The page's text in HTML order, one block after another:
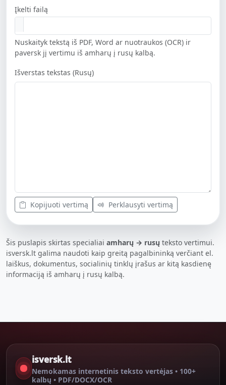
Įkelti failą
Nuskaityk tekstą iš PDF, Word ar nuotraukos (OCR) ir
paversk jį vertimu iš amharų į rusų kalbą.
Išverstas tekstas (Rusų)
Kopijuoti vertimą Perklausyti vertimą
Šis puslapis skirtas specialiai amharų → rusų teksto vertimui.
isversk.lt galima naudoti kaip greitą pagalbininką verčiant el.
laiškus, dokumentus, socialinių tinklų įrašus ar kitą kasdienę
informaciją iš amharų į rusų kalbą.
isversk.lt
Nemokamas internetinis teksto vertėjas • 100+
kalbų • PDF/DOCX/OCR